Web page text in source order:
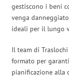
gestiscono i beni
venga
ideali per il lungo
Il team di
formato per
pianificazione alla